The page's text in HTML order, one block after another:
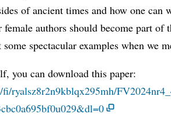
of ancient times and how one can
female authors should become part of
spectacular examples when we
you can download this paper:
ryalsz8r2n9kblqx295mh/